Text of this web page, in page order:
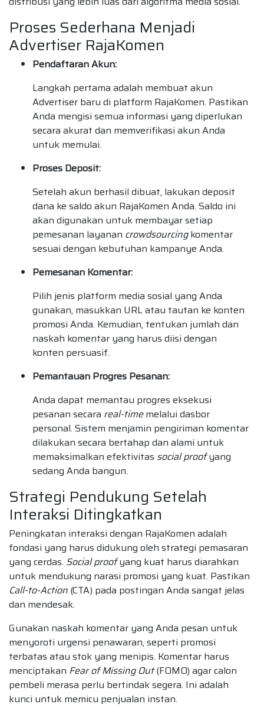
Proses Sederhana Menjadi
Advertiser RajaKomen
Pendaftaran Akun:
Langkah pertama adalah membuat akun
Advertiser baru di platform RajaKomen. Pastikan
Anda mengisi semua informasi yang diperlukan
secara akurat dan memverifikasi akun Anda
untuk memulai.
Proses Deposit:
Setelah akun berhasil dibuat, lakukan deposit
dana ke saldo akun RajaKomen Anda. Saldo ini
akan digunakan untuk membayar setiap
pemesanan layanan crowdsourcingkomentar
sesuai dengan kebutuhan kampanye Anda.
Pemesanan Komentar:
Pilih jenis platform media sosial yang Anda
gunakan, masukkan URL atau tautan ke konten
promosi Anda. Kemudian, tentukan jumlah dan
naskah komentar yang harus diisi dengan
konten persuasif.
Pemantauan Progres Pesanan:
Anda dapat memantau progres eksekusi
pesanan secara real-timemelalui dasbor
personal. Sistem menjamin pengiriman komentar
dilakukan secara bertahap dan alami untuk
memaksimalkan efektivitas social proofyang
sedang Anda bangun.
Strategi Pendukung Setelah
Interaksi Ditingkatkan
Peningkatan interaksi dengan RajaKomen adalah
fondasi yang harus didukung oleh strategi pemasaran
yang cerdas. Social proofyang kuat harus diarahkan
untuk mendukung narasi promosi yang kuat. Pastikan
Call-to-Action (CTA) pada postingan Anda sangat jelas
dan mendesak.
Gunakan naskah komentar yang Anda pesan untuk
menyoroti urgensi penawaran, seperti promosi
terbatas atau stok yang menipis. Komentar harus
menciptakan Fear of Missing Out(FOMO) agar calon
pembeli merasa perlu bertindak segera. Ini adalah
kunci untuk memicu penjualan instan.